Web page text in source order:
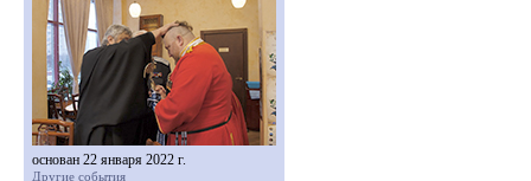
основан 22 января 2022 г.
Другие события